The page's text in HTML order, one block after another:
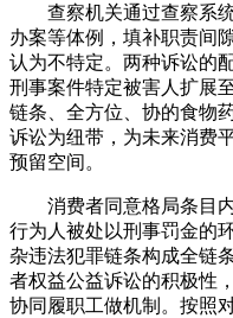
查察机关通过查察系统
办案等体例，填补职责间
认为不特定。两种诉讼的
刑事案件特定被害人扩展
链条、全方位、协的食物
诉讼为纽带，为未来消费
预留空间。
消费者同意格局条目内
行为人被处以刑事罚金的
杂违法犯罪链条构成全链
者权益公益诉讼的积极性
协同履职工做机制。按照